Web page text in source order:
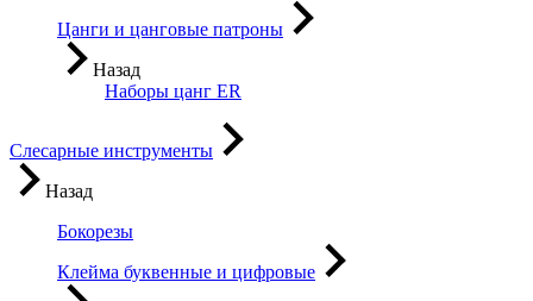
Цанги и цанговые патроны
Назад
Наборы цанг ER
Слесарные инструменты
Назад
Бокорезы
Клейма буквенные и цифровые